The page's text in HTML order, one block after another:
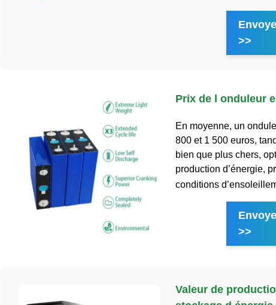
>>
Prix de l onduleur
En moyenne, un
800 et 1 500 euros,
bien que plus chers,
production d’énergie,
conditions
>>
Valeur de